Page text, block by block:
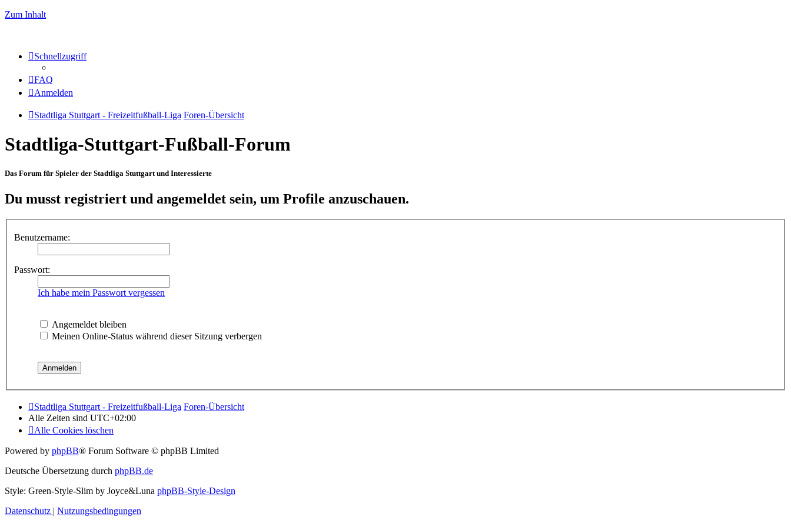
Zum Inhalt
Schnellzugriff
FAQ
Anmelden
Stadtliga Stuttgart - Freizeitfußball-Liga Foren-Übersicht
Stadtliga-Stuttgart-Fußball-Forum
Das Forum für Spieler der Stadtliga Stuttgart und Interessierte
Du musst registriert und angemeldet sein, um Profile anzuschauen.
Benutzername:
Passwort:
Ich habe mein Passwort vergessen
Angemeldet bleiben
Meinen Online-Status während dieser Sitzung verbergen
Stadtliga Stuttgart - Freizeitfußball-Liga Foren-Übersicht
Alle Zeiten sind UTC+02:00
Alle Cookies löschen
Powered by phpBB® Forum Software © phpBB Limited
Deutsche Übersetzung durch phpBB.de
Style: Green-Style-Slim by Joyce&Luna phpBB-Style-Design
Datenschutz | Nutzungsbedingungen